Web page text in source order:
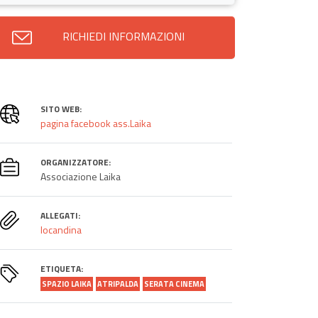
RICHIEDI INFORMAZIONI
SITO WEB:
pagina facebook ass.Laika
ORGANIZZATORE:
Associazione Laika
ALLEGATI:
locandina
ETIQUETA:
SPAZIO LAIKA ATRIPALDA SERATA CINEMA